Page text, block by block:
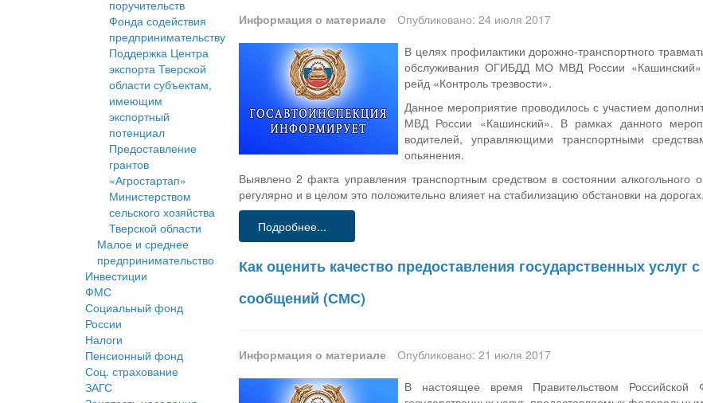
поручительств
Фонда содействия
предпринимательству
Поддержка Центра
экспорта Тверской
области субъектам,
имеющим
экспортный
потенциал
Предоставление
грантов
«Агростартап»
Министерством
сельского хозяйства
Тверской области
Малое и среднее
предпринимательство
Инвестиции
ФМС
Социальный фонд
России
Налоги
Пенсионный фонд
Соц. страхование
ЗАГС
Информация о материале
Опубликовано: 24 июля 2017
В целях профилактики дорожно-транспортного
обслуживания ОГИБДД МО МВД России «Кашинский»
рейд «Контроль трезвости».
Данное мероприятие проводилось с участием
МВД России «Кашинский». В рамках данного
водителей, управляющими транспортными
опьянения.
Выявлено 2 факта управления транспортным средством в состоянии
регулярно и в целом это положительно влияет на стабилизацию обстановки на дорогах.
Подробнее...
Как оценить качество предоставления государственных
сообщений (СМС)
Информация о материале
Опубликовано: 21 июля 2017
В настоящее время Правительством Российской